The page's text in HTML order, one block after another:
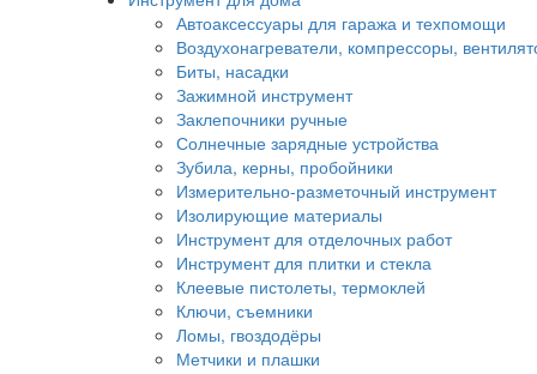
Автоаксессуары для гаража и техпомощи
Воздухонагреватели, компрессоры,
Биты, насадки
Зажимной инструмент
Заклепочники ручные
Солнечные зарядные устройства
Зубила, керны, пробойники
Измерительно-разметочный инструмент
Изолирующие материалы
Инструмент для отделочных работ
Инструмент для плитки и стекла
Клеевые пистолеты, термоклей
Ключи, съемники
Ломы, гвоздодёры
Метчики и плашки